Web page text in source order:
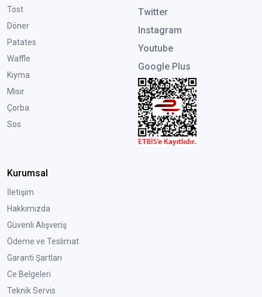
Tost
Döner
Patates
Waffle
Kıyma
Mısır
Çorba
Sos
Twitter
Instagram
Youtube
Google Plus
Kurumsal
İletişim
Hakkımızda
Güvenli Alışveriş
Ödeme ve Teslimat
Garanti Şartları
Ce Belgeleri
Teknik Servis